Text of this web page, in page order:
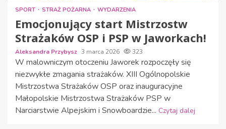
SPORT STRAŻ POŻARNA WYDARZENIA
Emocjonujący start Mistrzostw
Strażaków OSP i PSP w Jaworkach!
Aleksandra Przybysz 3 marca 2026 323
W malowniczym otoczeniu Jaworek rozpoczęły się
niezwykłe zmagania strażaków. XIII Ogólnopolskie
Mistrzostwa Strażaków OSP oraz inauguracyjne
Małopolskie Mistrzostwa Strażaków PSP w
Narciarstwie Alpejskim i Snowboardzie... Czytaj dalej